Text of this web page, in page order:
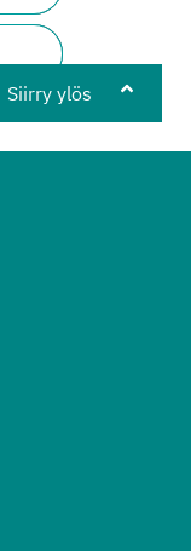
Siirry ylös